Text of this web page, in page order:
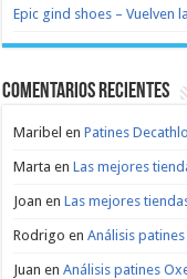
Epic gind shoes – Vuelven
Comentarios recientes
Maribel enPatines
Marta enLas mejores
Joan enLas mejores
Rodrigo enAnálisis
Juan enAnálisis patines